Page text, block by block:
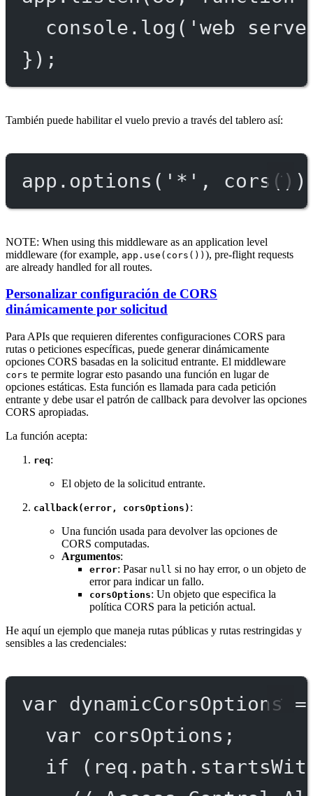
console. log ( 'web
});
También puede habilitar el vuelo previo a través del tablero así:
app. options ( '*' , cors
NOTE: When using this middleware as an application level
middleware (for example, app.use(cors()) ), pre-flight requests
are already handled for all routes.
Personalizar configuración de CORS
dinámicamente por solicitud
Para APIs que requieren diferentes configuraciones CORS para
rutas o peticiones específicas, puede generar dinámicamente
opciones CORS basadas en la solicitud entrante. El middleware
cors te permite lograr esto pasando una función en lugar de
opciones estáticas. Esta función es llamada para cada petición
entrante y debe usar el patrón de callback para devolver las opciones
CORS apropiadas.
La función acepta:
req:
El objeto de la solicitud entrante.
callback(error, corsOptions) :
Una función usada para devolver las opciones de
CORS computadas.
Argumentos:
error: Pasar null si no hay error, o un objeto de
error para indicar un fallo.
corsOptions: Un objeto que especifica la
política CORS para la petición actual.
He aquí un ejemplo que maneja rutas públicas y rutas restringidas y
sensibles a las credenciales:
var dynamicCorsOptions =
var corsOptions;
if (req.path.